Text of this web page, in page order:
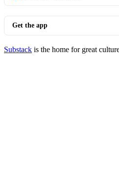
Get the app
Substack is the home for great